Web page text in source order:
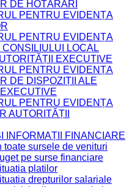
DE HOTĂRÂRI
PENTRU EVIDENȚA
PENTRU EVIDENȚA
LOCAL
EXECUTIVE
PENTRU EVIDENȚA
DE DISPOZIȚII ALE
PENTRU EVIDENȚA
AUTORITĂȚII
INFORMAȚII FINANCIARE
toate sursele de venituri
pe surse financiare
platilor
drepturilor salariale